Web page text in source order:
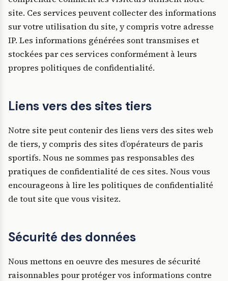
site. Ces services peuvent collecter des informations
sur votre utilisation du site, y compris votre adresse
IP. Les informations générées sont transmises et
stockées par ces services conformément à leurs
propres politiques de confidentialité.
Liens vers des sites tiers
Notre site peut contenir des liens vers des sites web
de tiers, y compris des sites d’opérateurs de paris
sportifs. Nous ne sommes pas responsables des
pratiques de confidentialité de ces sites. Nous vous
encourageons à lire les politiques de confidentialité
de tout site que vous visitez.
Sécurité des données
Nous mettons en oeuvre des mesures de sécurité
raisonnables pour protéger vos informations contre